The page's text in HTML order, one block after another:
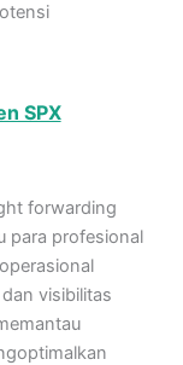
SPX
forwarding
para profesional
visibilitas